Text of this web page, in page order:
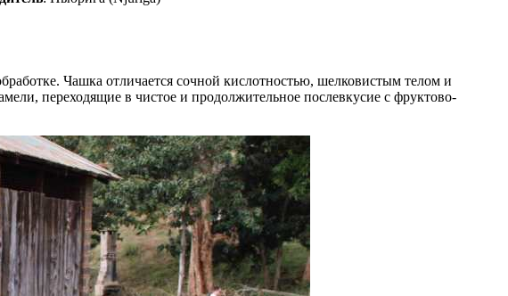
Чашка отличается сочной кислотностью, шелковистым телом и
переходящие в чистое и продолжительное послевкусие с фруктово-